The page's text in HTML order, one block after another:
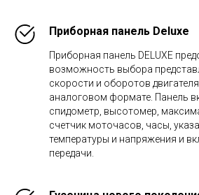
Приборная панель Deluxe
Приборная панель DELUXE
возможность выбора
скорости и оборотов
аналоговом формате. Панель
спидометр, высотомер,
счетчик моточасов, часы,
температуры и напряжения и
передачи.